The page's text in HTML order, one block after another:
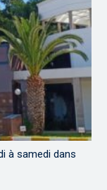
à samedi dans